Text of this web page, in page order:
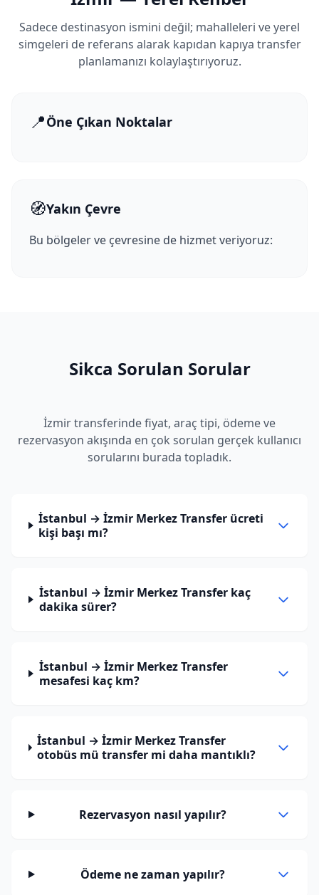
Sadece destinasyon ismini değil; mahalleleri ve yerel
simgeleri de referans alarak kapıdan kapıya transfer
planlamanızı kolaylaştırıyoruz.
📍Öne Çıkan Noktalar
🧭Yakın Çevre
Bu bölgeler ve çevresine de hizmet veriyoruz:
Sikca Sorulan Sorular
İzmir transferinde fiyat, araç tipi, ödeme ve
rezervasyon akışında en çok sorulan gerçek kullanıcı
sorularını burada topladık.
İstanbul → İzmir Merkez Transfer ücreti
kişi başı mı?
İstanbul → İzmir Merkez Transfer kaç
dakika sürer?
İstanbul → İzmir Merkez Transfer
mesafesi kaç km?
İstanbul → İzmir Merkez Transfer
otobüs mü transfer mi daha mantıklı?
Rezervasyon nasıl yapılır?
Ödeme ne zaman yapılır?